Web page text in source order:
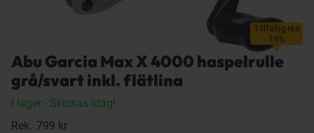
Tillfällig rea
19%
Abu Garcia Max X 4000 haspelrulle
grå/svart inkl. flätlina
I lager - Skickas idag!
Rek. 799 kr